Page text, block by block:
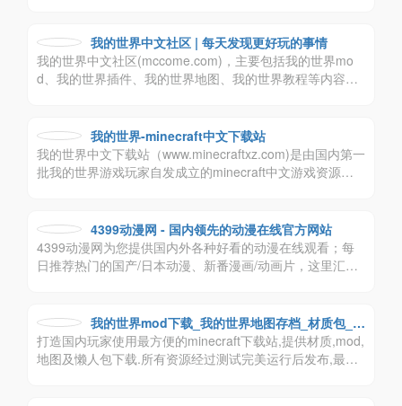
我的世界中文社区 | 每天发现更好玩的事情
我的世界中文社区(mccome.com)，主要包括我的世界mo
d、我的世界插件、我的世界地图、我的世界教程等内容，
我的世界-minecraft中文下载站
我的世界中文下载站（www.minecraftxz.com)是由国内第一
批我的世界游戏玩家自发成立的minecraft中文游戏资源共
内mc玩家，致力于成为最具传播力和互动性的我的世界游
戏内容交流平台,希望能为mc社区发展多做点贡献。
4399动漫网 - 国内领先的动漫在线官方网站
4399动漫网为您提供国内外各种好看的动漫在线观看；每
日推荐热门的国产/日本动漫、新番漫画/动画片，这里汇集
我的世界mod下载_我的世界地图存档_材质包_m
inecraft懒人包_我的世界中文网
打造国内玩家使用最方便的minecraft下载站,提供材质,mod,
地图及懒人包下载.所有资源经过测试完美运行后发布,最简